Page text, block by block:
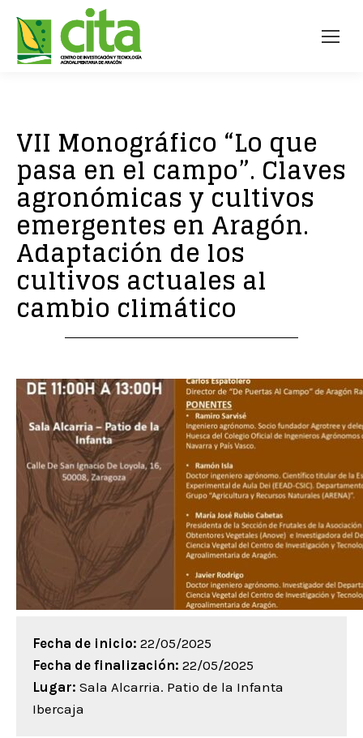
VII Monográfico “Lo que
pasa en el campo”. Claves
agronómicas y cultivos
emergentes en Aragón.
Adaptación de los
cultivos actuales al
cambio climático
Fecha de inicio: 22/05/2025
Fecha de finalización: 22/05/2025
Lugar: Sala Alcarria. Patio de la Infanta
Ibercaja